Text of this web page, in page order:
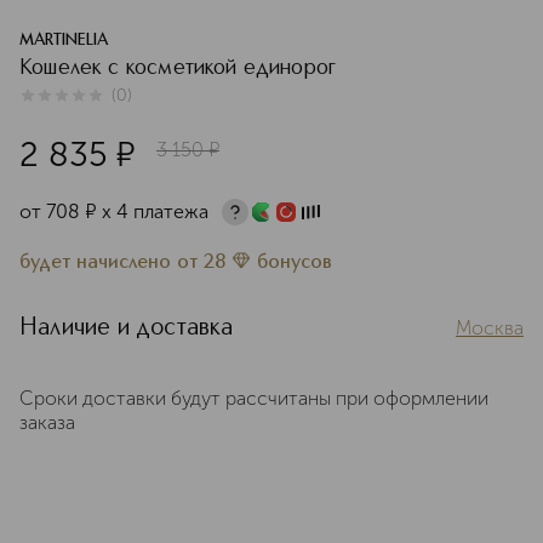
MARTINELIA
Кошелек с косметикой единорог
(0)
2 835 ¤ 3 150 ¤
от 708 ¤ х 4 платежа
будет начислено от 28 бонусов
Наличие и доставка Москва
Сроки доставки будут рассчитаны при оформлении
заказа